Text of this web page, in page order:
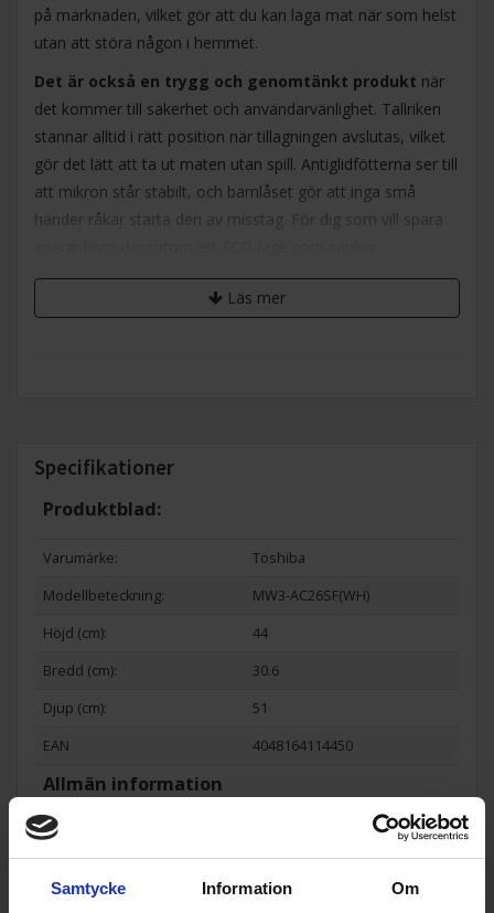
Samtycke Information Om
på marknaden, vilket gör att du kan laga mat när som helst
utan att störa någon i hemmet.
Det är också en trygg och genomtänkt produkt när
det kommer till säkerhet och användarvänlighet. Tallriken
stannar alltid i rätt position när tillagningen avslutas, vilket
gör det lätt att ta ut maten utan spill. Antiglidfötterna ser till
att mikron står stabilt, och barnlåset gör att inga små
händer råkar starta den av misstag. För dig som vill spara
elförbrukningen vid varje användning.
Läs mer
Specifikationer
Produktblad:
Varumärke:
Toshiba
Modellbeteckning:
MW3-AC26SF(WH)
Höjd (cm):
44
Bredd (cm):
30.6
Djup (cm):
51
EAN
4048164114450
Allmän information
Dörrhängning: